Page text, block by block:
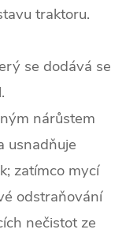
traktoru.
se dodává se
nárůstem
usnadňuje
zatímco mycí
odstraňování
nečistot ze